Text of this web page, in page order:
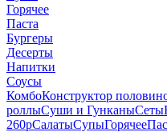
Горячее
Паста
Бургеры
Десерты
Напитки
Соусы
КомбоКонструктор
роллыСуши и ГунканыСеты
260рСалатыСупыГорячее